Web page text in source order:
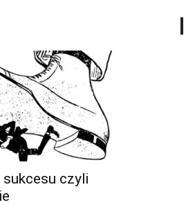
sukcesu czyli